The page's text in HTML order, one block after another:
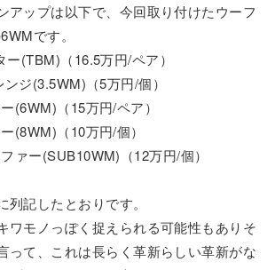
アップは以下で、今回取り付けたウーフ
です。
ー(TBM)（16.5万円/ペア）
ジ(3.5WM)（5万円/個）
(6WM)（15万円/ペア）
(8WM)（10万円/個）
ァー(SUB10WM)（12万円/個）
記したとおりです。
ワモノっぽく捉えられる可能性もありそ
って、これは長らく革新らしい革新がな